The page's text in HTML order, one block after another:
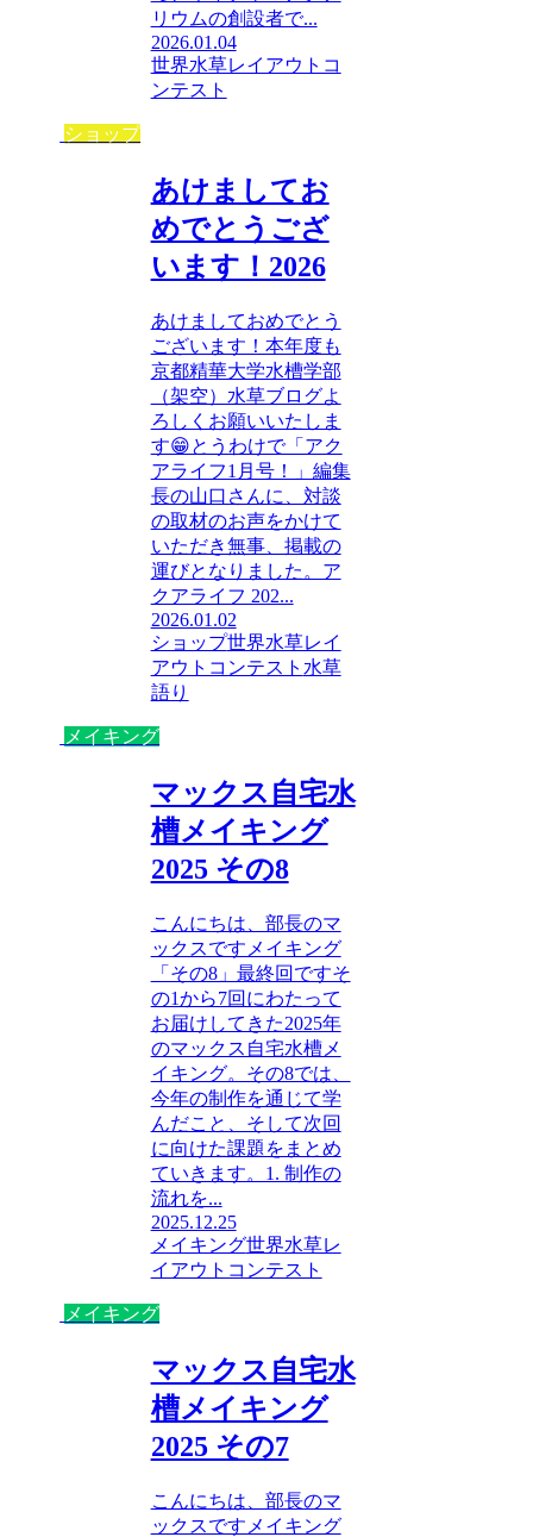
リウムの創設者で...
2026.01.04
世界水草レイアウトコ
ンテスト
ショップ
あけましてお
めでとうござ
います！2026
あけましておめでとう
ございます！本年度も
京都精華大学水槽学部
（架空）水草ブログよ
ろしくお願いいたしま
す😁とうわけで「アク
アライフ1月号！」編集
長の山口さんに、対談
の取材のお声をかけて
いただき無事、掲載の
運びとなりました。ア
クアライフ 202...
2026.01.02
ショップ世界水草レイ
アウトコンテスト 水草
語り
メイキング
マックス自宅水
槽メイキング
2025 その8
こんにちは、部長のマ
ックスですメイキング
「その8」最終回ですそ
の1から7回にわたって
お届けしてきた2025年
のマックス自宅水槽メ
イキング。その8では、
今年の制作を通じて学
んだこと、そして次回
に向けた課題をまとめ
ていきます。1. 制作の
流れを...
2025.12.25
メイキング世界水草レ
イアウトコンテスト
メイキング
マックス自宅水
槽メイキング
2025 その7
こんにちは、部長のマ
ックスですメイキング